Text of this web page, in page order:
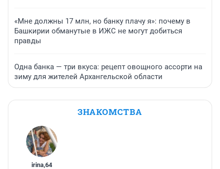
«Мне должны 17 млн, но банку плачу я»: почему в
Башкирии обманутые в ИЖС не могут добиться
правды
Одна банка — три вкуса: рецепт овощного ассорти на
зиму для жителей Архангельской области
ЗНАКОМСТВА
irina,64